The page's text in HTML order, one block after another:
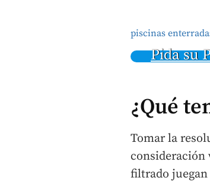
piscinas
Pida su
¿Qué
Tomar la
consideración
filtrado juegan